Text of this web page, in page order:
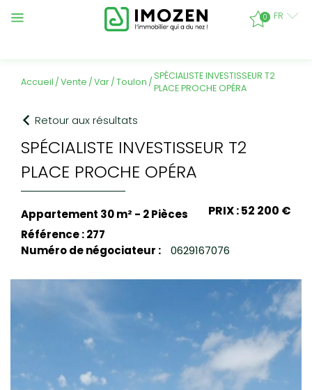
0 FR
accueil vente var toulon
SPÉCIALISTE INVESTISSEUR T2
PLACE PROCHE OPÉRA
Retour aux résultats
SPÉCIALISTE INVESTISSEUR T2
PLACE PROCHE OPÉRA
Appartement 30 m² - 2 Pièces PRIX : 52 200 €
Référence : 277
Numéro de négociateur :
0629167076